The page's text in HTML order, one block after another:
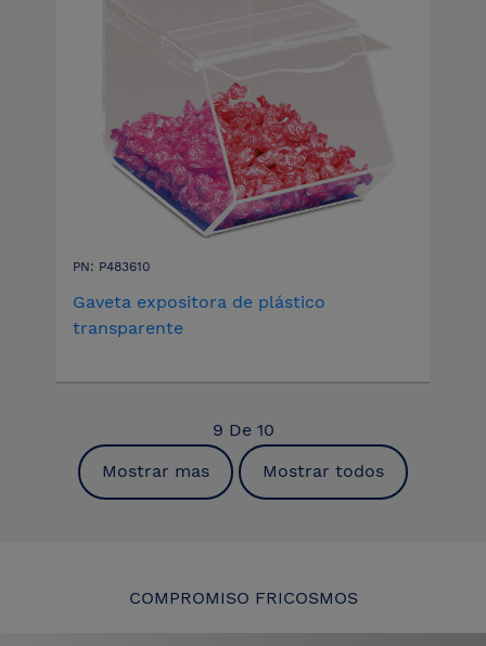
PN: P483610
Gaveta expositora de plástico
transparente
9 De 10
Mostrar mas
Mostrar todos
COMPROMISO FRICOSMOS